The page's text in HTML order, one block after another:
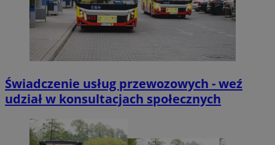
Świadczenie usług przewozowych - weź
udział w konsultacjach społecznych